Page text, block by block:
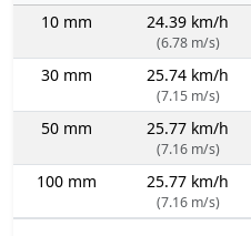
10 mm
24.39 km/h
(6.78 m/s)
30 mm 25.74 km/h
(7.15 m/s)
50 mm 25.77 km/h
(7.16 m/s)
100 mm 25.77 km/h
(7.16 m/s)